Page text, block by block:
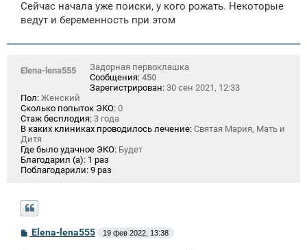
Сейчас начала уже поиски, у кого рожать. Некоторые
ведут и беременность при этом
Elena-lena555
Задорная первоклашка
Сообщения: 450
Зарегистрирован: 30 сен 2021, 12:33
Пол: Женский
Сколько попыток ЭКО: 0
Стаж бесплодия: 3 года
В каких клиниках проводилось лечение: Святая Мария, Мать и
Дитя
Где было удачное ЭКО: Будет
Благодарил (а): 1 раз
Поблагодарили: 9 раз
С
о
Elena-lena555 19 фев 2022, 13:38